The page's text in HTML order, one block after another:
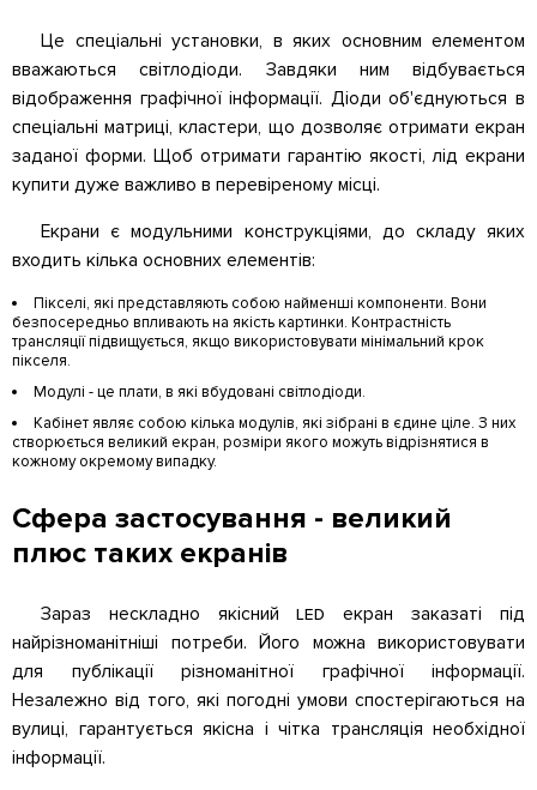
Це спеціальні установки, в яких основним елементом
вважаються світлодіоди. Завдяки ним відбувається
відображення графічної інформації. Діоди об'єднуються в
спеціальні матриці, кластери, що дозволяє отримати екран
заданої форми. Щоб отримати гарантію якості, лід екрани
купити дуже важливо в перевіреному місці.
Екрани є модульними конструкціями, до складу яких
входить кілька основних елементів:
Пікселі, які представляють собою найменші компоненти. Вони
безпосередньо впливають на якість картинки. Контрастність
трансляції підвищується, якщо використовувати мінімальний крок
пікселя.
Модулі - це плати, в які вбудовані світлодіоди.
Кабінет являє собою кілька модулів, які зібрані в єдине ціле. З них
створюється великий екран, розміри якого можуть відрізнятися в
кожному окремому випадку.
Сфера застосування - великий
плюс таких екранів
Зараз нескладно якісний led екран заказаті під
найрізноманітніші потреби. Його можна використовувати
для публікації різноманітної графічної інформації.
Незалежно від того, які погодні умови спостерігаються на
вулиці, гарантується якісна і чітка трансляція необхідної
інформації.